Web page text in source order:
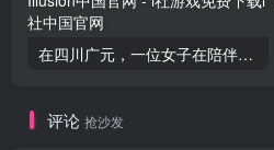
在四川广元，一位女子在陪伴母亲住院期间，趁同病房的马婆婆不备，盗取了她藏在床下的挎包，并将包中的现金存入自己的银行账户
评论 抢沙发